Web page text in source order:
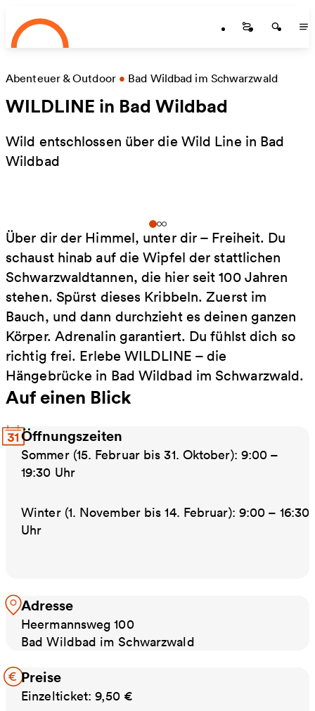
Zum Hauptinhalt springen
Startseite
Abenteuer & Outdoor • Bad Wildbad im Schwarzwald
WILDLINE in Bad Wildbad
Wild entschlossen über die Wild Line in Bad
Wildbad
Über dir der Himmel, unter dir – Freiheit. Du
schaust hinab auf die Wipfel der stattlichen
Schwarzwaldtannen, die hier seit 100 Jahren
stehen. Spürst dieses Kribbeln. Zuerst im
Bauch, und dann durchzieht es deinen ganzen
Körper. Adrenalin garantiert. Du fühlst dich so
richtig frei. Erlebe WILDLINE – die
Hängebrücke in Bad Wildbad im Schwarzwald.
Auf einen Blick
Öffnungszeiten
Sommer (15. Februar bis 31. Oktober): 9:00 –
19:30 Uhr
Winter (1. Novem­­­ber bis 14. Februar): 9:00 – 16:30
Uhr
Adresse
Heermannsweg 100
Bad Wildbad im Schwarzwald
Preise
Einzelticket: 9,50 €